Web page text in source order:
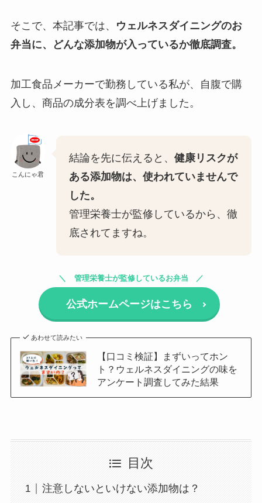
そこで、本記事では、
ウェルネスダイニングのお
弁当に、どんな添加物が入っているか徹底調査。
加工食品メーカーで勤務している私が、自腹で購
入し、商品の成分表を調べ上げました。
こんにゃ君
結論を先に伝えると、健康リスクが
ある添加物は、使われていませんで
した。
管理栄養士が監修しているから、徹
底されてますね。
管理栄養士が監修しているお弁当
公式ホームページはこちら
あわせて読みたい
【口コミ検証】まずいってホン
ト？ウェルネスダイニングの味を
アンケート調査してみた結果
目次
注意しないといけない添加物は？